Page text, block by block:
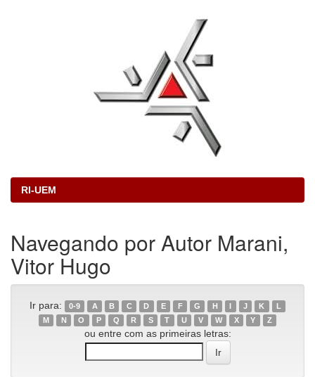
RI-UEM
Navegando por Autor Marani,
Vitor Hugo
Ir para: 0-9 A B C D E F G H I J K
L
M
N O P Q R S T U V W X Y Z
ou entre com as primeiras letras: